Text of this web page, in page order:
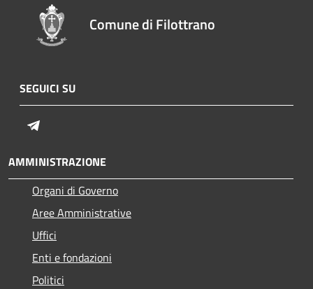
Comune di Filottrano
SEGUICI SU
AMMINISTRAZIONE
Organi di Governo
Aree Amministrative
Uffici
Enti e fondazioni
Politici